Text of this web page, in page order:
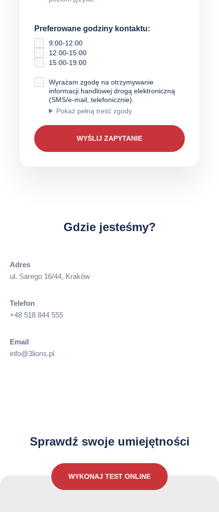
Preferowane godziny kontaktu:
9:00-12:00
12:00-15:00
15:00-19:00
Wyrażam zgodę na otrzymywanie
informacji handlowej drogą elektroniczną
(SMS/e-mail, telefonicznie).
Pokaż pełną treść zgody
Gdzie jesteśmy?
Adres
ul. Sarego 16/44, Kraków
Telefon
+48 518 844 555
Email
info@3lions.pl
Sprawdź swoje umiejętności
WYKONAJ TEST ONLINE